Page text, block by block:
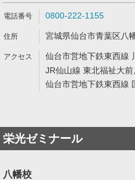
0800-222-1155
宮城県仙台市青葉区八
仙台市営地下鉄東西線
JR仙山線 東北福祉大
仙台市営地下鉄東西線
栄光ゼミナール
八幡校